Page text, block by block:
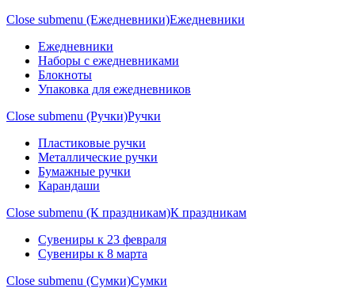
Close submenu (Ежедневники)Ежедневники
Ежедневники
Наборы с ежедневниками
Блокноты
Упаковка для ежедневников
Close submenu (Ручки)Ручки
Пластиковые ручки
Металлические ручки
Бумажные ручки
Карандаши
Close submenu (К праздникам)К праздникам
Сувениры к 23 февраля
Сувениры к 8 марта
Close submenu (Сумки)Сумки